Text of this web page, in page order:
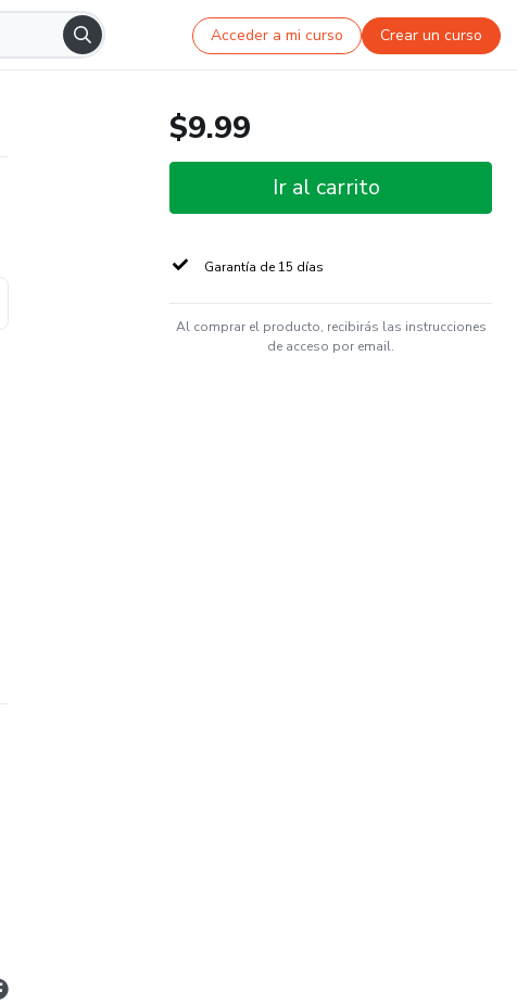
Acceder a mi curso Crear un curso
$9.99
Ir al carrito
Garantía de 15 días
Al comprar el producto, recibirás las instrucciones
de acceso por email.